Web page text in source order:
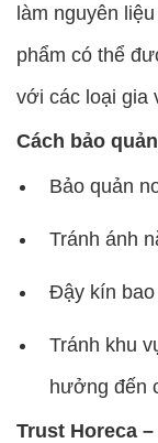
làm nguyên
phẩm có thể
với các loại gia
Cách bảo quản
Bảo quản
Tránh ánh
Đậy kín
Tránh khu
hưởng đến
Trust Horeca